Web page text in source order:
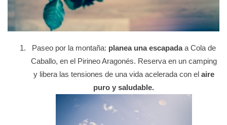
Paseo por la montaña: planea una escapadaa Cola de
Caballo, en el Pirineo Aragonés. Reserva en un camping
y libera las tensiones de una vida acelerada con elaire
puro y saludable.